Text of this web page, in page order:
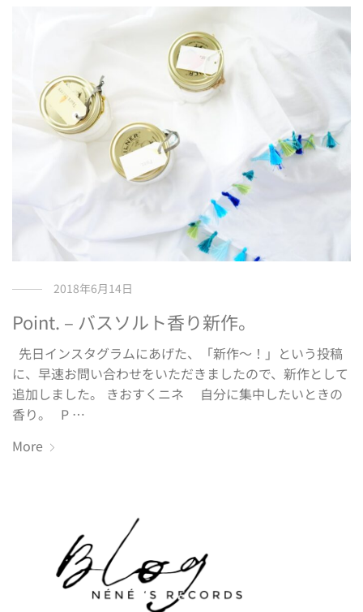
2018年6月14日
Point. – バスソルト香り新作。
先日インスタグラムにあげた、「新作〜！」という投稿
に、早速お問い合わせをいただきましたので、新作として
追加しました。 きおすくニネ 自分に集中したいときの
香り。 P …
More